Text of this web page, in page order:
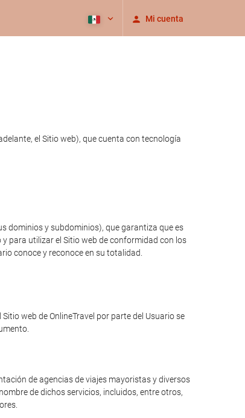
Mi cuenta
el Sitio web), que cuenta con tecnología
dominios y subdominios), que garantiza que es
para utilizar el Sitio web de conformidad con los
conoce y reconoce en su totalidad.
web de OnlineTravel por parte del Usuario se
de agencias de viajes mayoristas y diversos
de dichos servicios, incluidos, entre otros,